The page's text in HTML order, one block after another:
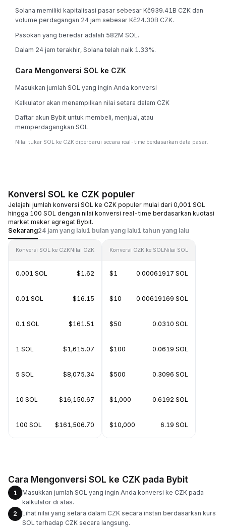
Solana memiliki kapitalisasi pasar sebesar Kč939.41B CZK dan
volume perdagangan 24 jam sebesar Kč24.30B CZK.
Pasokan yang beredar adalah 582M SOL.
Dalam 24 jam terakhir, Solana telah naik 1.33%.
Cara Mengonversi SOL ke CZK
Masukkan jumlah SOL yang ingin Anda konversi
Kalkulator akan menampilkan nilai setara dalam CZK
Daftar akun Bybit untuk membeli, menjual, atau
memperdagangkan SOL
Nilai tukar SOL ke CZK diperbarui secara real-time berdasarkan data pasar.
Konversi SOL ke CZK populer
Jelajahi jumlah konversi SOL ke CZK populer mulai dari 0,001 SOL
hingga 100 SOL dengan nilai konversi real-time berdasarkan kuotasi
market maker agregat Bybit.
Sekarang24 jam yang lalu1 bulan yang lalu1 tahun yang lalu
Konversi SOL ke CZKNilai CZK
0.001 SOL $1.62
0.01 SOL $16.15
0.1 SOL $161.51
1 SOL $1,615.07
5 SOL $8,075.34
10 SOL $16,150.67
100 SOL $161,506.70
Konversi CZK ke SOLNilai SOL
$1 0.00061917 SOL
$10 0.00619169 SOL
$50 0.0310 SOL
$100 0.0619 SOL
$500 0.3096 SOL
$1,000 0.6192 SOL
$10,000 6.19 SOL
Cara Mengonversi SOL ke CZK pada Bybit
1
Masukkan jumlah SOL yang ingin Anda konversi ke CZK pada
kalkulator di atas.
2
Lihat nilai yang setara dalam CZK secara instan berdasarkan kurs
SOL terhadap CZK secara langsung.